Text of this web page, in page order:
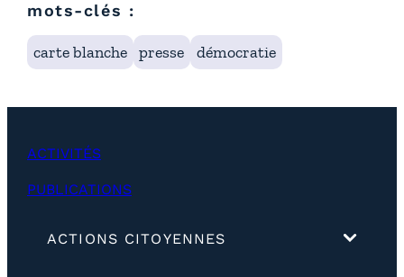
mots-clés :
carte blanche presse démocratie
ACTIVITÉS
PUBLICATIONS
ACTIONS CITOYENNES